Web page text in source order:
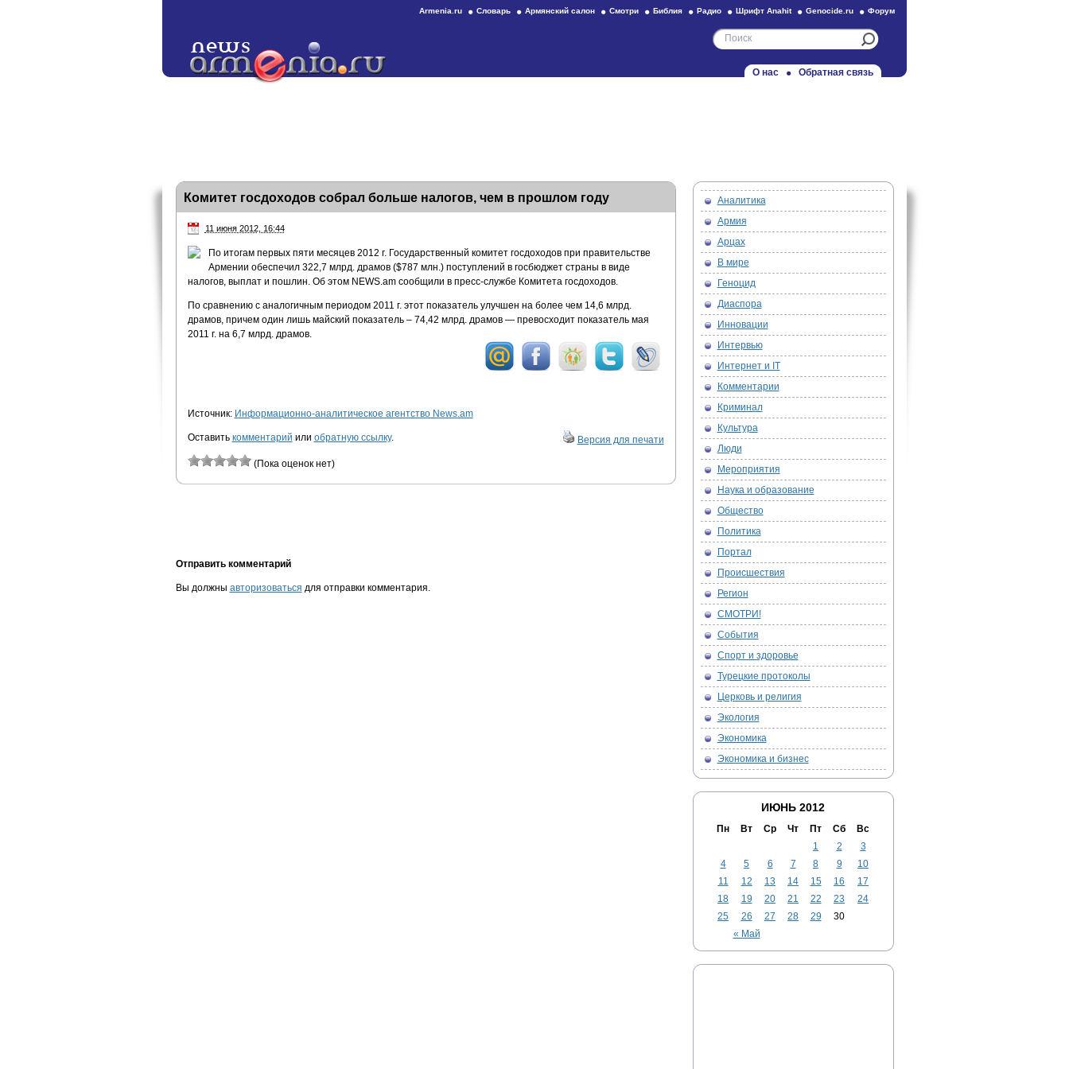
Armenia.ru Словарь Армянский салон Смотри Библия Радио Шрифт Anahit Genocide.ru Форум
О нас Обратная связь
Комитет госдоходов собрал больше налогов, чем в прошлом году
11 июня 2012, 16:44
По итогам первых пяти месяцев 2012 г. Государственный комитет госдоходов при правительстве
Армении обеспечил 322,7 млрд. драмов ($787 млн.) поступлений в госбюджет страны в виде
налогов, выплат и пошлин. Об этом NEWS.am сообщили в пресс-службе Комитета госдоходов.
По сравнению с аналогичным периодом 2011 г. этот показатель улучшен на более чем 14,6 млрд.
драмов, причем один лишь майский показатель – 74,42 млрд. драмов — превосходит показатель мая
2011 г. на 6,7 млрд. драмов.
Источник: Информационно-аналитическое агентство News.am
Оставить комментарий или обратную ссылку. Версия для печати
(Пока оценок нет)
Отправить комментарий
Вы должны авторизоваться для отправки комментария.
Аналитика
Армия
Арцах
В мире
Геноцид
Диаспора
Инновации
Интервью
Интернет и IT
Комментарии
Криминал
Культура
Люди
Мероприятия
Наука и образование
Общество
Политика
Портал
Происшествия
Регион
СМОТРИ!
События
Спорт и здоровье
Турецкие протоколы
Церковь и религия
Экология
Экономика
Экономика и бизнес
ИЮНЬ 2012
Пн Вт Ср Чт Пт Сб Вс
« Май
1 2
3
4
5 6 7 8 9
10
11
12 13 14 15 16
17
18
19 20 21 22 23
24
25
26 27 28 29 30